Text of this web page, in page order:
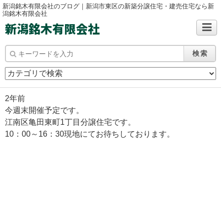
新潟銘木有限会社のブログ｜新潟市東区の新築分譲住宅・建売住宅なら新
潟銘木有限会社
新潟銘木有限会社
検索
2年前
今週末開催予定です。
江南区亀田東町1丁目分譲住宅です。
10：00～16：30現地にてお待ちしております。